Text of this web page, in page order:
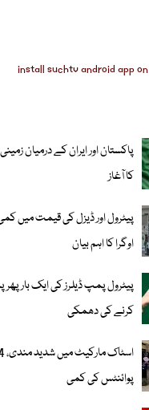
پاکستان اور ایران کے درمیان
کا آغاز
پیٹرول اور ڈیزل کی قیمت میں
اوگرا کا اہم بیان
پیٹرول پمپ ڈیلرز کی ایک بار
کرنے کی دھمکی
پوائنٹس کی کمی